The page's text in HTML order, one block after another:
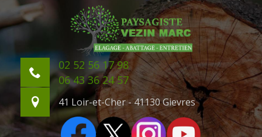
02 52 56 17 98
06 43 36 24 57
41 Loir-et-Cher - 41130 Gievres